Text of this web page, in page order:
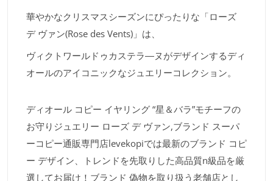
華やかなクリスマスシーズンにぴったりな「ローズ
デ ヴァン(Rose des Vents)」は、
ヴィクトワールドゥカステラ―ヌがデザインするディ
オールのアイコニックなジュエリーコレクション。
ディオール コピー イヤリング “星＆バラ”モチーフの
お守りジュエリー ローズ デ ヴァン,ブランド スーパ
ーコピー通販専門店levekopiでは最新のブランド コピ
ー デザイン、トレンドを先取りした高品質n級品を厳
選してお届け！ブランド 偽物を取り扱う老舗店とし